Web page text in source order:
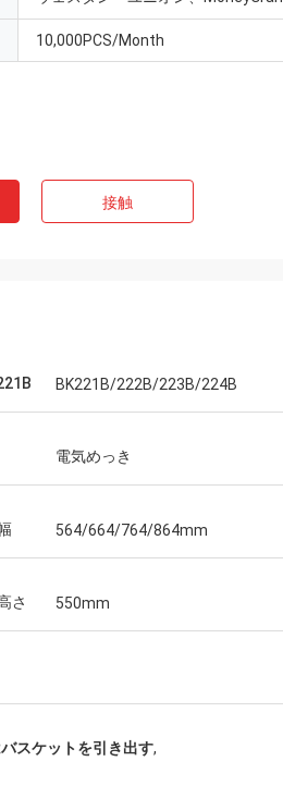
達は5年間以上互いに協力し、私達に近
ことができるあることを信頼するすべて
10,000PCS/Month
接触
BK221B/222B/223B/224B
電気めっき
564/664/764/864mm
さ 550mm
スケットを引き出す,